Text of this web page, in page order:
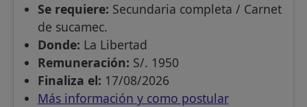
Se requiere: Secundaria completa / Carnet
de sucamec.
Donde: La Libertad
Remuneración: S/. 1950
Finaliza el: 17/08/2026
Más información y como postular